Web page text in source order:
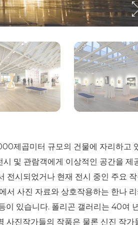
제곱미터 규모의 건물에 자리하고
및 관람객에게 이상적인 공간을
전시되었거나 현재 전시 중인 주요
서 사진 자료와 상호작용하는 한나
이 있습니다. 폴리곤 갤러리는 40
사진작가들의 작품은 물론 신진 작